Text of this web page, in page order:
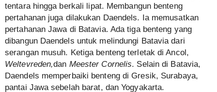
tentara hingga berkali lipat. Membangun benteng
pertahanan juga dilakukan Daendels. Ia memusatkan
pertahanan Jawa di Batavia. Ada tiga benteng yang
dibangun Daendels untuk melindungi Batavia dari
serangan musuh. Ketiga benteng terletak di Ancol,
Weltevreden,dan Meester Cornelis. Selain di Batavia,
Daendels memperbaiki benteng di Gresik, Surabaya,
pantai Jawa sebelah barat, dan Yogyakarta.